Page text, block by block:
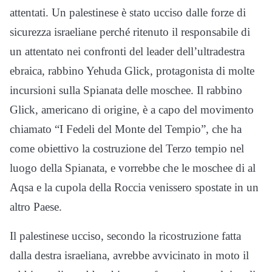
attentati. Un palestinese è stato ucciso dalle forze di
sicurezza israeliane perché ritenuto il responsabile di
un attentato nei confronti del leader dell’ultradestra
ebraica, rabbino Yehuda Glick, protagonista di molte
incursioni sulla Spianata delle moschee. Il rabbino
Glick, americano di origine, è a capo del movimento
chiamato “I Fedeli del Monte del Tempio”, che ha
come obiettivo la costruzione del Terzo tempio nel
luogo della Spianata, e vorrebbe che le moschee di al
Aqsa e la cupola della Roccia venissero spostate in un
altro Paese.
Il palestinese ucciso, secondo la ricostruzione fatta
dalla destra israeliana, avrebbe avvicinato in moto il